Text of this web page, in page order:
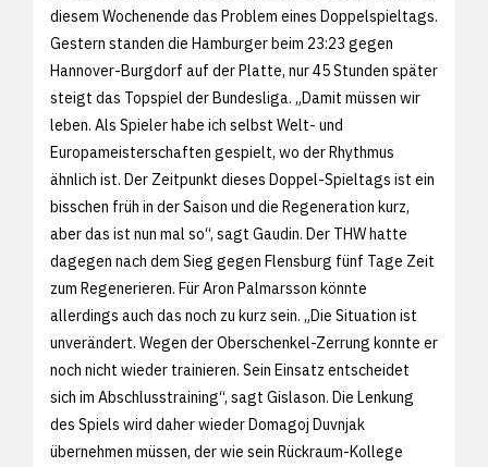
diesem Wochenende das Problem eines Doppelspieltags.
Gestern standen die Hamburger beim 23:23 gegen
Hannover-Burgdorf auf der Platte, nur 45 Stunden später
steigt das Topspiel der Bundesliga. „Damit müssen wir
leben. Als Spieler habe ich selbst Welt- und
Europameisterschaften gespielt, wo der Rhythmus
ähnlich ist. Der Zeitpunkt dieses Doppel-Spieltags ist ein
bisschen früh in der Saison und die Regeneration kurz,
aber das ist nun mal so“, sagt Gaudin. Der THW hatte
dagegen nach dem Sieg gegen Flensburg fünf Tage Zeit
zum Regenerieren. Für Aron Palmarsson könnte
allerdings auch das noch zu kurz sein. „Die Situation ist
unverändert. Wegen der Oberschenkel-Zerrung konnte er
noch nicht wieder trainieren. Sein Einsatz entscheidet
sich im Abschlusstraining“, sagt Gislason. Die Lenkung
des Spiels wird daher wieder Domagoj Duvnjak
übernehmen müssen, der wie sein Rückraum-Kollege